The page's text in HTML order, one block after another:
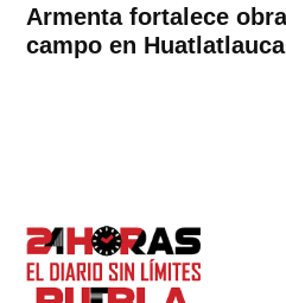
Armenta fortalece
campo en Huatlatlauca